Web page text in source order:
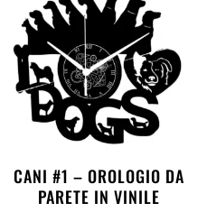
CANI #1 – OROLOGIO DA
PARETE IN VINILE